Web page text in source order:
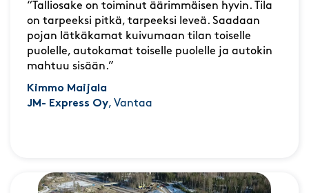
“Talliosake on toiminut äärimmäisen hyvin. Tila
on tarpeeksi pitkä, tarpeeksi leveä. Saadaan
pojan lätkäkamat kuivumaan tilan toiselle
puolelle, autokamat toiselle puolelle ja autokin
mahtuu sisään.”
Kimmo Maijala
JM- Express Oy, Vantaa